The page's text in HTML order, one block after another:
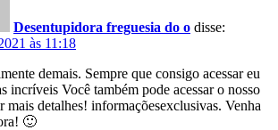
Desentupidora freguesia do o disse:
às 11:18
demais. Sempre que consigo acessar eu
incríveis Você também pode acessar o nosso
mais detalhes! informaçõesexclusivas. Venha
🙂